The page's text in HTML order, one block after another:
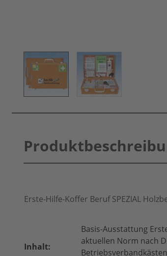
Erste-Hilfe-Koffer Beruf SPEZIAL
Inhalt:
Basis-Ausstattung
aktuellen Norm nach